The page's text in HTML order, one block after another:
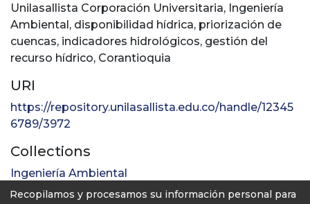
Unilasallista Corporación Universitaria, Ingeniería
Ambiental, disponibilidad hídrica, priorización de
cuencas, indicadores hidrológicos, gestión del
recurso hídrico, Corantioquia
URI
https://repository.unilasallista.edu.co/handle/12345
6789/3972
Collections
Ingeniería Ambiental
Recopilamos y procesamos su información personal para